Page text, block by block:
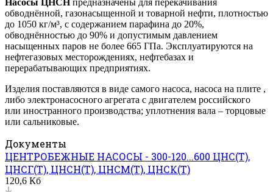
обводнённой, газонасыщенной и товарной нефти, плотностью
до 1050 кг/м³, с содержанием парафина до 20%,
обводнённостью до 90% и допустимым давлением
насыщенных паров не более 665 ГПа. Эксплуатируются на
нефтегазовых месторождениях, нефтебазах и
перерабатывающих предприятиях.
Изделия поставляются в виде самого насоса, насоса на плите ,
либо электронасосного агрегата с двигателем российского
или иностранного производства; уплотнения вала – торцовые
или сальниковые.
Документы
ЦЕНТРОБЕЖНЫЕ НАСОСЫ - 300-120...600 ЦНС(Т),
ЦНСГ(Т), ЦНСН(Т), ЦНСМ(Т), ЦНСК(Т)
120,6 Кб